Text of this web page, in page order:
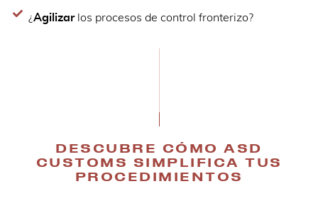
¿Agilizarlos procesos de control fronterizo?
DESCUBRE CÓMO ASD
CUSTOMS SIMPLIFICA TUS
PROCEDIMIENTOS